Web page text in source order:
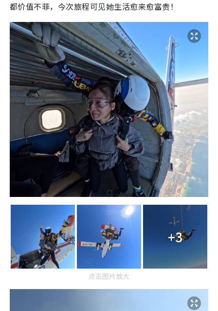
都价值不菲，今次旅程可见她生活愈来愈富贵！
+3
点击图片放大